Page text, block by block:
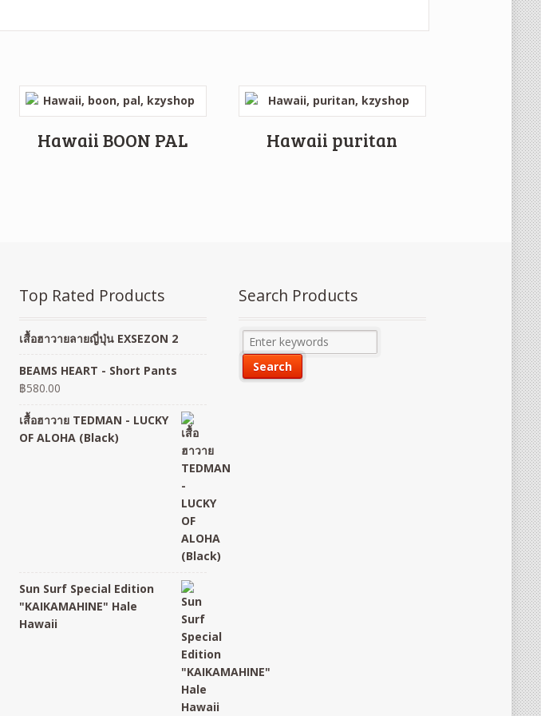
Hawaii BOON PAL Hawaii puritan
Top Rated Products
เสื้อฮาวายลายญี่ปุ่น EXSEZON 2
BEAMS HEART - Short Pants
฿580.00
เสื้อฮาวาย TEDMAN - LUCKY
OF ALOHA (Black)
Sun Surf Special Edition
"KAIKAMAHINE" Hale
Hawaii
Search Products